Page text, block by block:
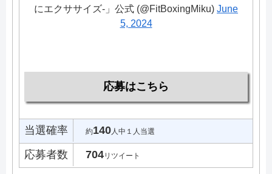
にエクササイズ-」公式 (@FitBoxingMiku) June
5, 2024
応募はこちら
当選確率 約140 人中１人当選
応募者数 704リツイート